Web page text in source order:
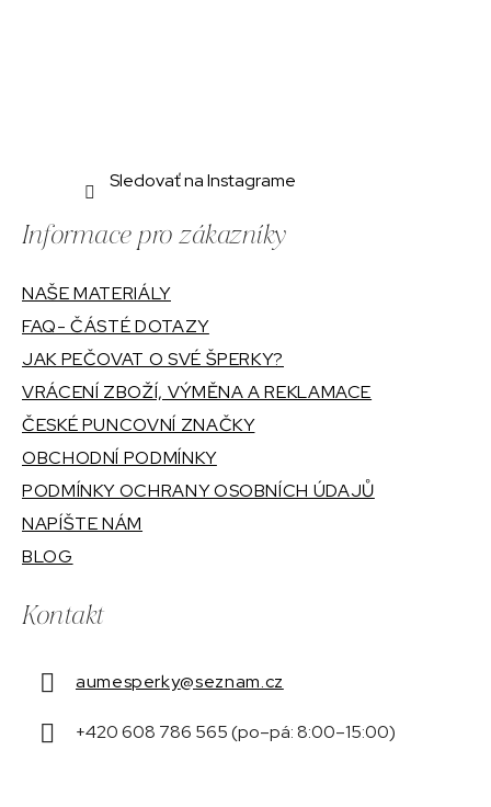
Sledovať na Instagrame
Informace pro zákazníky
NAŠE MATERIÁLY
FAQ- ČÁSTÉ DOTAZY
JAK PEČOVAT O SVÉ ŠPERKY?
VRÁCENÍ ZBOŽÍ, VÝMĚNA A REKLAMACE
ČESKÉ PUNCOVNÍ ZNAČKY
OBCHODNÍ PODMÍNKY
PODMÍNKY OCHRANY OSOBNÍCH ÚDAJŮ
NAPÍŠTE NÁM
BLOG
Kontakt
aumesperky@seznam.cz
+420 608 786 565 (po–pá: 8:00–15:00)